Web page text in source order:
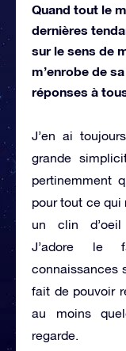
Quand tout le
dernières
sur le sens de
m’enrobe de
réponses à
J’en ai
grande
pertinemment
pour tout ce qui
un clin d’oeil
J’adore le
connaissances
fait de pouvoir
au moins
regarde.